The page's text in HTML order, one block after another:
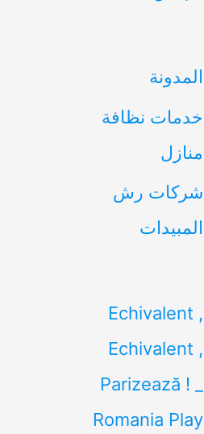
المدونة
خدمات نظافة
منازل
شركات رش
المبيدات
Echivalent ,
Echivalent ,
Parizează ! _
Romania Play